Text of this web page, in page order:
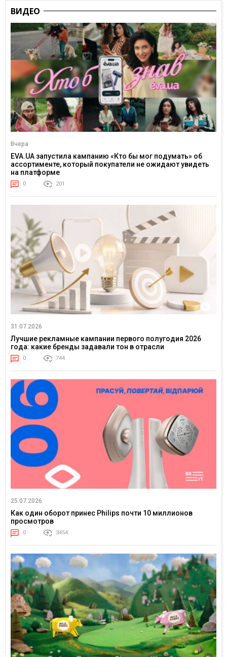
ВИДЕО
Вчера
EVA.UA запустила кампанию «Кто бы мог подумать» об
ассортименте, который покупатели не ожидают увидеть
на платформе
0 201
31.07.2026
Лучшие рекламные кампании первого полугодия 2026
года: какие бренды задавали тон в отрасли
0 744
25.07.2026
Как один оборот принес Philips почти 10 миллионов
просмотров
0 3454